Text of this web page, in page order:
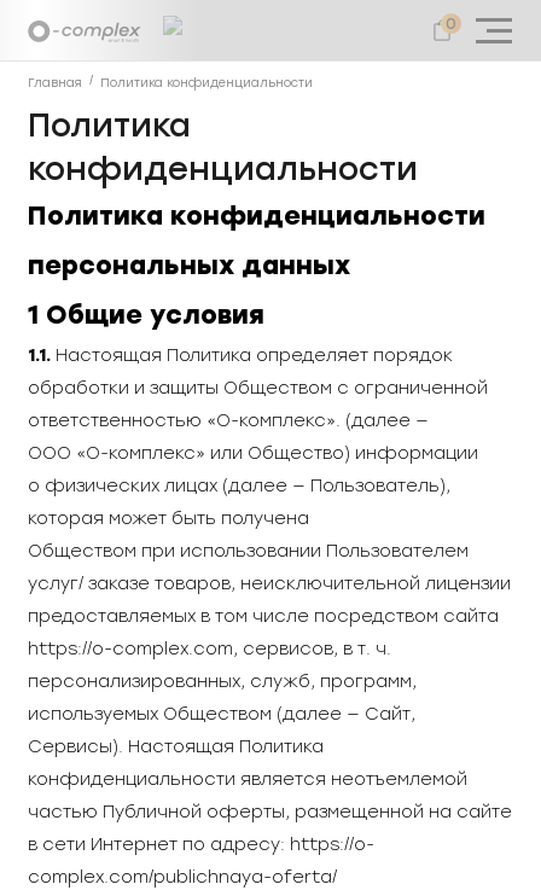
0
Главная Политика конфиденциальности
Политика
конфиденциальности
Политика конфиденциальности
персональных данных
1 Общие условия
1.1. Настоящая Политика определяет порядок
обработки и защиты Обществом с ограниченной
ответственностью «О-комплекс». (далее —
ООО «О-комплекс» или Общество) информации
о физических лицах (далее — Пользователь),
которая может быть получена
Обществом при использовании Пользователем
услуг/ заказе товаров, неисключительной лицензии
предоставляемых в том числе посредством сайта
https://o-complex.com, сервисов, в т. ч.
персонализированных, служб, программ,
используемых Обществом (далее — Сайт,
Сервисы). Настоящая Политика
конфиденциальности является неотъемлемой
частью Публичной оферты, размещенной на сайте
в сети Интернет по адресу: https://o-
complex.com/publichnaya-oferta/